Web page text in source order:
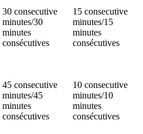
30 consecutive
minutes/30
minutes
consécutives
15 consecutive
minutes/15
minutes
consécutives
45 consecutive
minutes/45
minutes
consécutives
10 consecutive
minutes/10
minutes
consécutives